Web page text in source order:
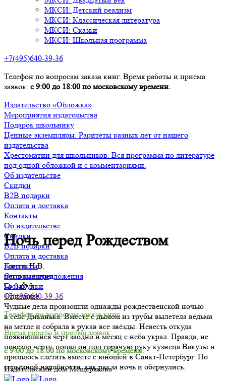
МКСИ: Детский реализм
МКСИ: Классическая литература
МКСИ: Сказки
МКСИ: Школьная программа
+7(495)640-39-36
Телефон по вопросам заказа книг. Время работы и приёма
заявок: с 9:00 до 18:00 по московскому времени.
Издательство «Обложка»
Мероприятия издательства
Подарок школьнику
Ценные экземпляры. Раритеты разных лет от нашего
издательства
Хрестоматии для школьников. Вся программа по литературе
под одной обложкой и с комментариями.
Об издательстве
Скидки
B2B подарки
Оплата и доставка
Контакты
Об издательстве
Скидки
B2B подарки
Оплата и доставка
Контакты
Оптовые предложения
Госзакупки
+7(495)640-39-36
Телефон по вопросам заказа книг.
Время работы и приёма заявок:
с 9:00 до 18:00 по московскому времени.
Издательский дом Мещерякова
Ночь перед Рождеством
Гоголь Н.В.
нет в наличии
0
3
Описание
Чудные дела произошли однажды рождественской ночью
в селе Диканька. Вместе с дымом из трубы вылетела ведьма
на метле и собрала в рукав все звёзды. Невесть откуда
появившийся чёрт заодно и месяц с неба украл. Правда, не
повезло чёрту, попал он под горячую руку кузнеца Вакулы и
пришлось слетать вместе с юношей в Санкт-Петербург. По
серьёзной надобности, как раз за ночь и обернулись.